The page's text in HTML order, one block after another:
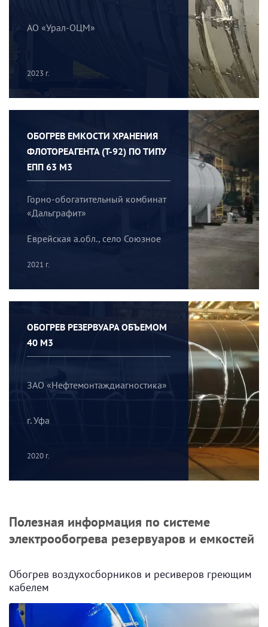
АО «Урал-ОЦМ»
2023 г.
ОБОГРЕВ ЕМКОСТИ ХРАНЕНИЯ
ФЛОТОРЕАГЕНТА (Т-92) ПО ТИПУ
ЕПП 63 М3
Горно-обогатительный комбинат
«Дальграфит»
Еврейская а.обл., село Союзное
2021 г.
ОБОГРЕВ РЕЗЕРВУАРА ОБЪЕМОМ
40 М3
ЗАО «Нефтемонтаждиагностика»
г. Уфа
2020 г.
Полезная информация по системе
электрообогрева резервуаров и емкостей
Обогрев воздухосборников и ресиверов греющим
кабелем